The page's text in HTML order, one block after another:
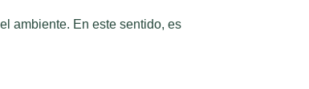
ambiente. En este sentido, es